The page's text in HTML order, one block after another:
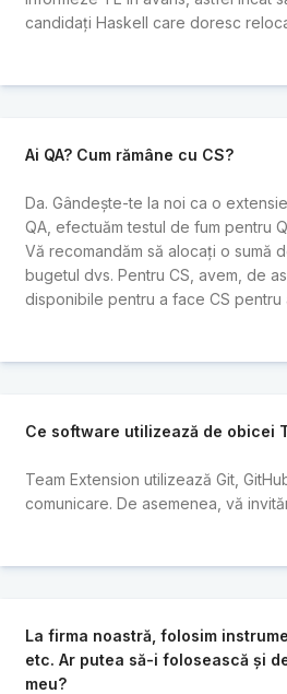
candidați Haskell care doresc
Ai QA? Cum rămâne cu CS?
Da. Gândește-te la noi ca o
QA, efectuăm testul de fum pentru
Vă recomandăm să alocați o sumă
bugetul dvs. Pentru CS, avem, de
disponibile pentru a face CS pentru
Ce software utilizează de obicei
Team Extension utilizează Git,
comunicare. De asemenea, vă
La firma noastră, folosim
etc. Ar putea să-i folosească și
meu?